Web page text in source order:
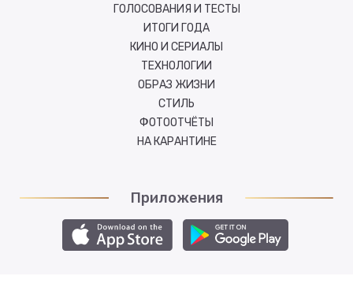
ГОЛОСОВАНИЯ И ТЕСТЫ
ИТОГИ ГОДА
КИНО И СЕРИАЛЫ
ТЕХНОЛОГИИ
ОБРАЗ ЖИЗНИ
СТИЛЬ
ФОТООТЧЁТЫ
НА КАРАНТИНЕ
Приложения